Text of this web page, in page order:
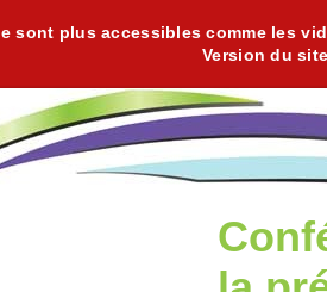
sont plus accessibles comme les
Version du